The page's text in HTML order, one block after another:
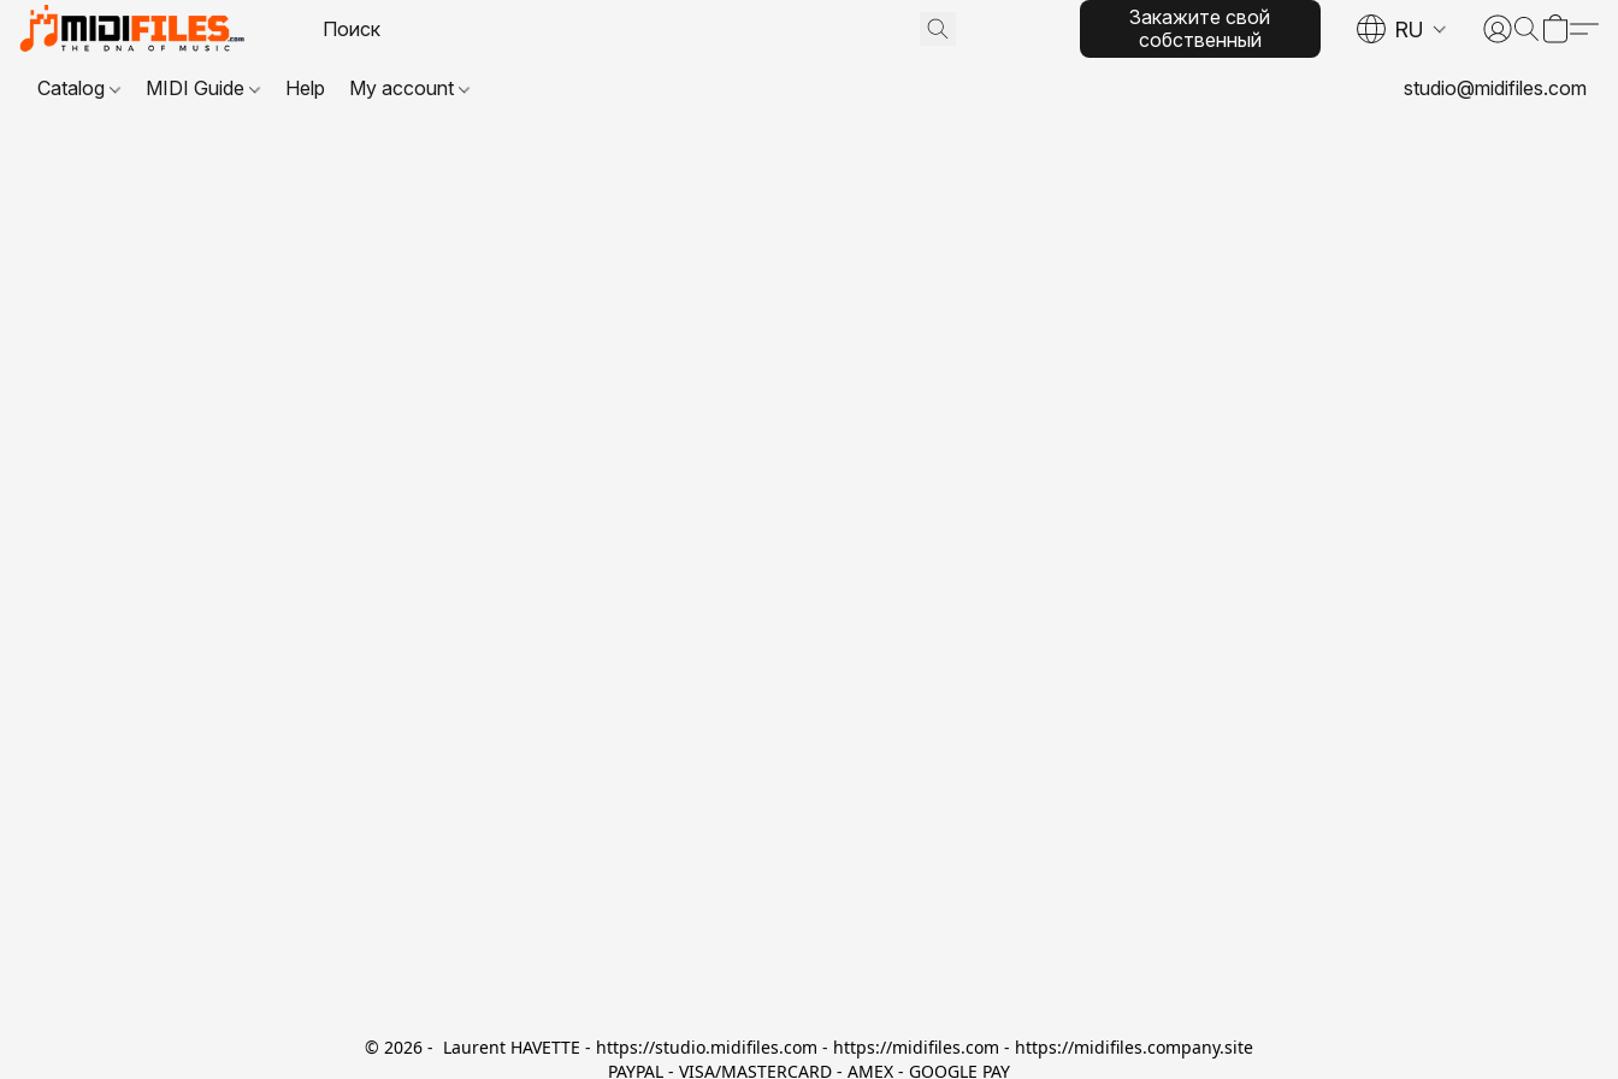
Закажите свой
собственный
MIDI-файл
RU
Catalog MIDI Guide Help My account studio@midifiles.com
© 2026 -  Laurent HAVETTE - https://studio.midifiles.com - https://midifiles.com - https://midifiles.company.site
PAYPAL - VISA/MASTERCARD - AMEX - GOOGLE PAY